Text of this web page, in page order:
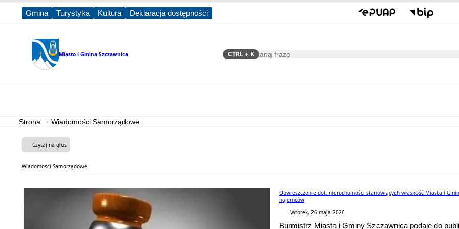
Gmina Turystyka Kultura Deklaracja dostępności
Miasto i Gmina Szczawnica Szukaj
CTRL+ K
Strona Wiadomości Samorządowe
Czytaj na głos
Wiadomości Samorządowe
Obwieszczenie dot. nieruchomości stanowiących własność Miasta i
najemców
Wtorek, 26 maja 2026
Burmistrz Miasta i Gminy Szczawnica podaje do